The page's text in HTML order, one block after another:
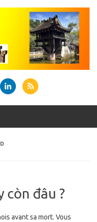
còn đâu ?
avant sa mort. Vous